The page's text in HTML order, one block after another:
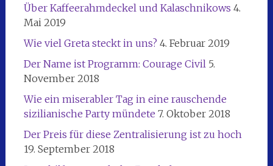
Über Kaffeerahmdeckel und Kalaschnikows 4.
Mai 2019
Wie viel Greta steckt in uns? 4. Februar 2019
Der Name ist Programm: Courage Civil 5.
November 2018
Wie ein miserabler Tag in eine rauschende
sizilianische Party mündete 7. Oktober 2018
Der Preis für diese Zentralisierung ist zu hoch
19. September 2018